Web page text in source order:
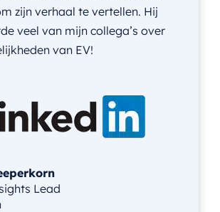
zijn verhaal te vertellen. Hij
veel van mijn collega’s over
van EV!
Lead